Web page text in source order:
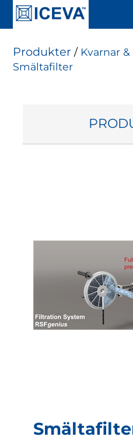
Produkter/ Kvarnar
Smältafilter